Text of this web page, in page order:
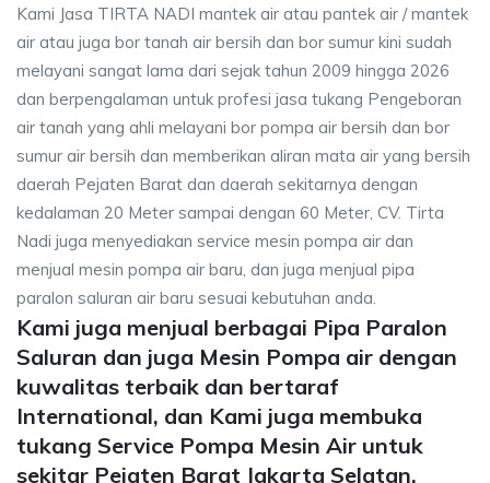
Kami Jasa TIRTA NADI mantek air atau pantek air / mantek
air atau juga bor tanah air bersih dan bor sumur kini sudah
melayani sangat lama dari sejak tahun 2009 hingga 2026
dan berpengalaman untuk profesi jasa tukang Pengeboran
air tanah yang ahli melayani bor pompa air bersih dan bor
sumur air bersih dan memberikan aliran mata air yang bersih
daerah Pejaten Barat dan daerah sekitarnya dengan
kedalaman 20 Meter sampai dengan 60 Meter, CV. Tirta
Nadi juga menyediakan service mesin pompa air dan
menjual mesin pompa air baru, dan juga menjual pipa
paralon saluran air baru sesuai kebutuhan anda.
Kami juga menjual berbagai Pipa Paralon
Saluran dan juga Mesin Pompa air dengan
kuwalitas terbaik dan bertaraf
International, dan Kami juga membuka
tukang Service Pompa Mesin Air untuk
sekitar Pejaten Barat Jakarta Selatan.